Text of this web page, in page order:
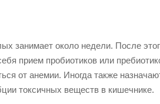
занимает около недели. После
прием пробиотиков или
от анемии. Иногда также
токсичных веществ в кишечнике.